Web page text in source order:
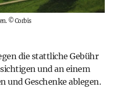
©Corbis
die stattliche Gebühr
und an einem
und Geschenke ablegen.